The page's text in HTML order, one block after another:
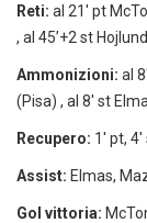
Reti: al 21′ pt
, al 45’+2 st
Ammonizioni: al
(Pisa) , al 8′ st
Recupero: 1′ pt,
Assist: Elmas,
Gol vittoria: